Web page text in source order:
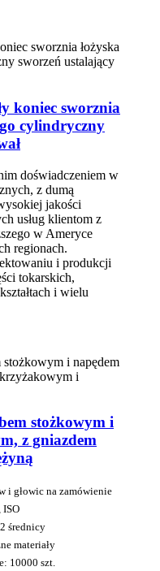
koniec sworznia
cylindryczny
doświadczeniem w
z dumą
jakości
usług klientom z
w Ameryce
regionach.
i produkcji
tokarskich,
i wielu
stożkowym i
z gniazdem
i głowic na zamówienie
ISO
średnicy
materiały
10000 szt.